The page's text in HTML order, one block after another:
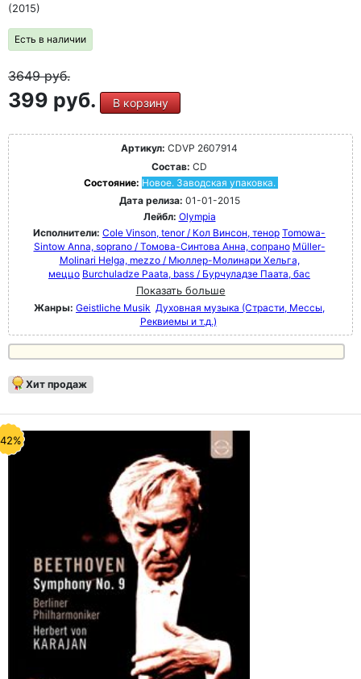
(2015)
Есть в наличии
3649руб.
399 руб. В корзину
Артикул: CDVP 2607914
Состав: CD
Состояние: Новое. Заводская упаковка.
Дата релиза: 01-01-2015
Лейбл: Olympia
Исполнители: Cole Vinson, tenor / Кол Винсон, тенор Tomowa-
Sintow Anna, soprano / Томова-Синтова Анна, сопрано Müller-
Molinari Helga, mezzo / Мюллер-Молинари Хельга,
меццо Burchuladze Paata, bass / Бурчуладзе Паата, бас
Показать больше
Жанры: Geistliche Musik Духовная музыка (Страсти, Мессы,
Реквиемы и т.д.)
Хит продаж